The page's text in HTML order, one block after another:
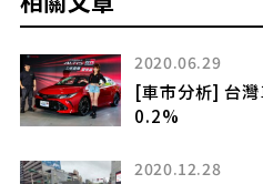
2020.06.29
[車市分析] 台灣車市幾近
0.2%
2020.12.28